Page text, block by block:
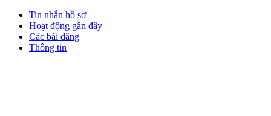
Tin nhắn hồ sơ
Hoạt động gần đây
Các bài đăng
Thông tin